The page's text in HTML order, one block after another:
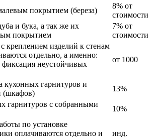
покрытием (береза)
8% от
стоимости
и бука, а так же их
покрытием
7% от
стоимости
креплением изделий к стенам
отдельно, а именно:
фиксация неустойчивых
от 1000
кухонных гарнитуров и
(шкафов)
13%
гарнитуров с собранными
10%
по установке
оплачиваются отдельно и
инд.